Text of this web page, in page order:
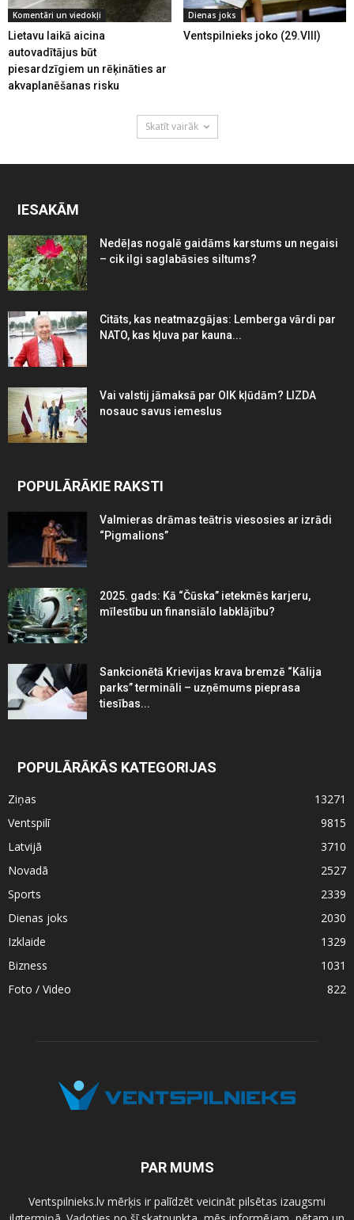
Komentāri un viedokļi
Lietavu laikā aicina
autovadītājus būt
piesardzīgiem un rēķināties ar
akvaplanēšanas risku
Dienas joks
Ventspilnieks joko (29.VIII)
Skatīt vairāk
IESAKĀM
Nedēļas nogalē gaidāms karstums un negaisi
– cik ilgi saglabāsies siltums?
Citāts, kas neatmazgājas: Lemberga vārdi par
NATO, kas kļuva par kauna...
Vai valstij jāmaksā par OIK kļūdām? LIZDA
nosauc savus iemeslus
POPULĀRĀKIE RAKSTI
Valmieras drāmas teātris viesosies ar izrādi
“Pigmalions”
2025. gads: Kā “Čūska” ietekmēs karjeru,
mīlestību un finansiālo labklājību?
Sankcionētā Krievijas krava bremzē “Kālija
parks” termināli – uzņēmums pieprasa
tiesības...
POPULĀRĀKĀS KATEGORIJAS
Ziņas
13271
Ventspilī
9815
Latvijā
3710
Novadā
2527
Sports
2339
Dienas joks
2030
Izklaide
1329
Bizness
1031
Foto / Video
822
PAR MUMS
Ventspilnieks.lv mērķis ir palīdzēt veicināt pilsētas izaugsmi